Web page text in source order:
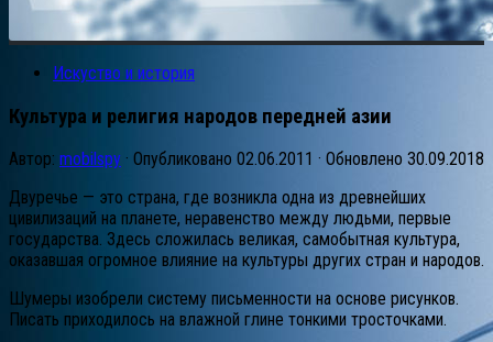
Искуство и история
Культура и религия народов передней азии
Автор: mobilspy · Опубликовано 02.06.2011 · Обновлено 30.09.2018
Двуречье — это страна, где возникла одна из древнейших
цивилизаций на планете, неравенство между людьми, первые
государства. Здесь сложилась великая, самобытная культура,
оказавшая огромное влияние на культуры других стран и народов.
Шумеры изобрели систему письменности на основе рисунков.
Писать приходилось на влажной глине тонкими тросточками.